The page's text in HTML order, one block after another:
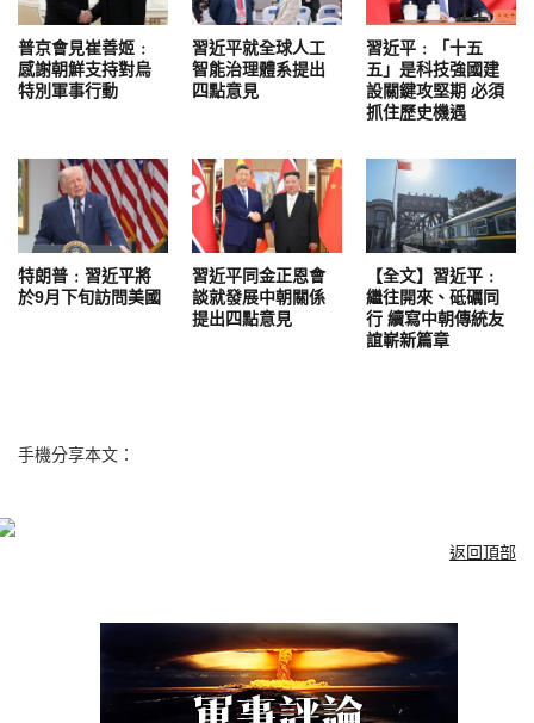
普京會見崔善姬﹕
感謝朝鮮支持對烏
特別軍事行動
習近平就全球人工
智能治理體系提出
四點意見
習近平﹕「十五
五」是科技強國建
設關鍵攻堅期 必須
抓住歷史機遇
特朗普﹕習近平將
於9月下旬訪問美國
習近平同金正恩會
談就發展中朝關係
提出四點意見
【全文】習近平﹕
繼往開來、砥礪同
行 續寫中朝傳統友
誼嶄新篇章
手機分享本文：
返回頂部